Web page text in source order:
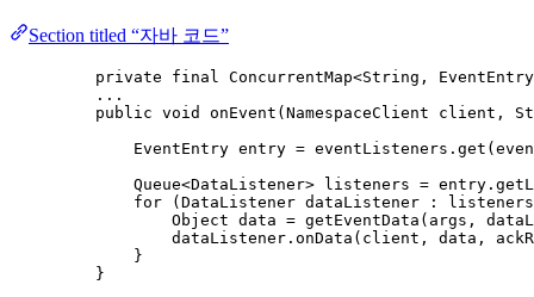
Section titled “자바 코드”
private final ConcurrentMap<String , EventEntry
...
public void onEvent ( NamespaceClient client,
EventEntry entry = eventListeners . get (
Queue<DataListener> listeners = entry .
for ( DataListener dataListener :
Object data = getEventData ( args,
dataListener . onData ( client, data,
}
}